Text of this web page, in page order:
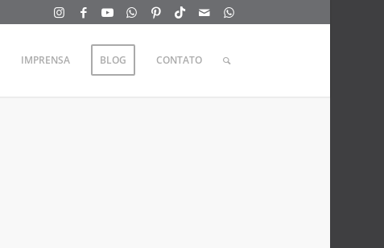
IMPRENSA BLOG CONTATO